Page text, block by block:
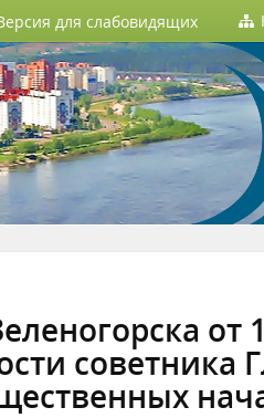
для слабовидящих
от
советника